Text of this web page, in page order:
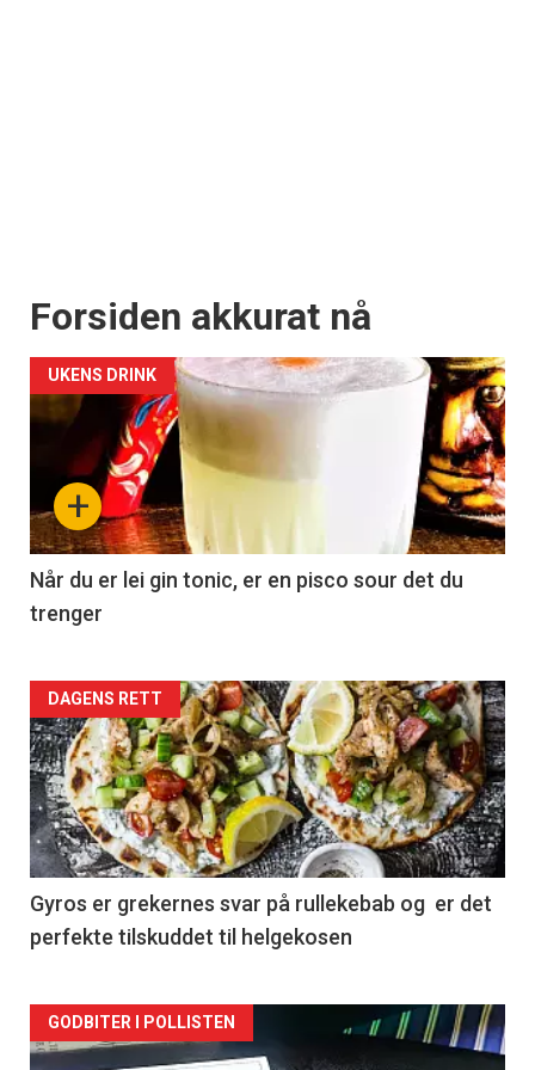
Forsiden akkurat nå
+
UKENS DRINK
Når du er lei gin tonic, er en pisco sour det du
trenger
Forsiden
akkurat
nå
-
2
DAGENS RETT
Gyros er grekernes svar på rullekebab og er det
perfekte tilskuddet til helgekosen
Forsiden
GODBITER I POLLISTEN